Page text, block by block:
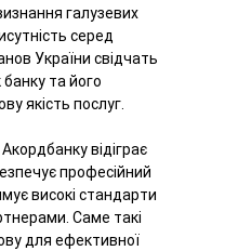
галузевих
серед
України свідчать
та його
якість послуг.
відіграє
професійний
високі стандарти
Саме такі
для ефективної